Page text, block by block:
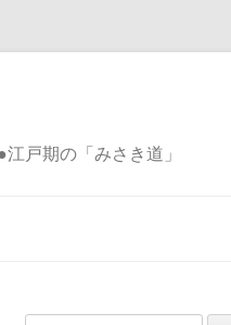
戸期の「みさき道」